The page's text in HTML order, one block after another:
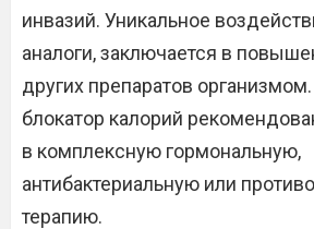
инвазий. Уникальное
аналоги, заключается в
других препаратов
блокатор калорий
в комплексную гормональную,
антибактериальную или
терапию.